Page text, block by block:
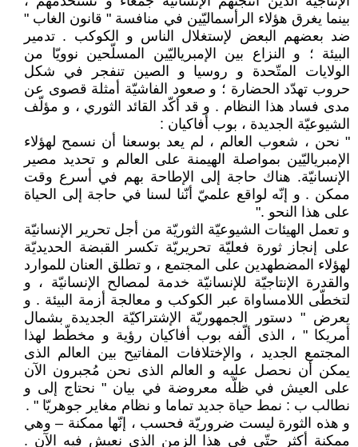
بينما يغرق هؤلاء الرأسماليّين في منافسة " قانون الغاب "
ضد بعضهم البعض لإستغلال الناس و الكوكب . تدمير
البيئة ؛ و النزاع بين الإمبرياليّين المسلّحين نوويّا من
الولايات المتّحدة و روسيا و الصين تنفجر في شكل
حروب تهدّد الحضارة ؛ و صعود الفاشيّة أمثلة قصوى عن
مدى فساد هذا النظام . و قد أكّد القائد الثوري ، و مؤلّف
الشيوعيّة الجديدة ، بوب أفاكيان :
" نحن ، شعوب العالم ، لم يعد بوسعنا أن نسمح لهؤلاء
الإمبرياليّين بمواصلة الهيمنة على العالم و تحديد مصير
الإنسانيّة. هناك حاجة إلى الإطاحة بهم في أسرع وقت
ممكن . و إنّه لواقع علميّ أنّنا لسنا في حاجة إلى الحياة
على هذا النحو ."
و تعمل الهيئات الشيوعيّة الثوريّة من أجل تحرير الإنسانيّة
على إنجاز ثورة فعليّة تحريريّة تكسر القبضة الحديديّة
لهؤلاء المضطهدين على المجتمع ، و تطلق العنان للموارد
والقدرة الإنتاجيّة للإنسانيّة خدمة لمصالح الإنسانيّة ، و
لتخطّى اللامساواة عبر الكوكب و معالجة أزمة البيئة . و
يعرض " دستور الجمهوريّة الإشتراكيّة الجديدة بشمال
أمريكا " ، الذى ألّفه بوب أفاكيان رؤية و مخطّط لهذا
المجتمع الجديد ، والإختلافات المفاتيح بين العالم الذى
يمكن أن نحصل عليه و العالم الذى نحن مُجبرون الآن
على العيش في ظلّه معروضة في بيان " نحتاج إلى و
نطالب ب : نمط حياة جديد تماما و نظام مغاير جوهريّا " .
و هذه الثورة ليست ضروريّة فحسب ، إنّها ممكنة – وهي
ممكنة أكثر حتّى في هذا الزمن الذى نعيش فيه الآن .